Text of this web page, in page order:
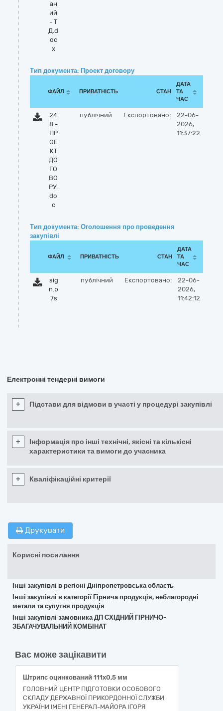
ан
ий
- Т
Д.d
oc
x
Тип документа: Проект договору
ФАЙЛ ПРИВАТНІСТЬ СТАН
ДАТА
ТА
ЧАС
24
8 -
ПР
ОЕ
КТ
ДО
ГО
ВО
РУ.
do
c
публічний Експортовано:
22-06-
2026,
11:37:22
Тип документа: Оголошення про проведення
закупівлі
ФАЙЛ ПРИВАТНІСТЬ СТАН
ДАТА
ТА
ЧАС
sig
n.p
7s
публічний Експортовано:
22-06-
2026,
11:42:12
Електронні тендерні вимоги
+ Підстави для відмови в участі у процедурі закупівлі
+
Інформація про інші технічні, якісні та кількісні
характеристики та вимоги до учасника
+ Кваліфікаційні критерії
Друкувати
Корисні посилання
Інші закупівлі в регіоні Дніпропетровська область
Інші закупівлі в категорії Гірнича продукція, неблагородні
метали та супутня продукція
Інші закупівлі замовника ДП СХІДНИЙ ГІРНИЧО-
ЗБАГАЧУВАЛЬНИЙ КОМБІНАТ
Вас може зацікавити
Штрипс оцинкований 111х0,5 мм
ГОЛОВНИЙ ЦЕНТР ПІДГОТОВКИ ОСОБОВОГО
СКЛАДУ ДЕРЖАВНОЇ ПРИКОРДОННОЇ СЛУЖБИ
УКРАЇНИ ІМЕНІ ГЕНЕРАЛ-МАЙОРА ІГОРЯ